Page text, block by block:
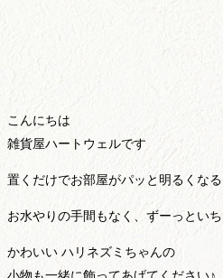
こんにちは
雑貨屋ハートウェルです
置くだけでお部屋がパッと明るくな
お水やりの手間もなく、ずーっとい
かわいい ハリネズミちゃんの